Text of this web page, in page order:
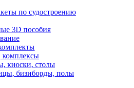
по судостроению
3D пособия
комплексы
киоски, столы
бизиборды, полы